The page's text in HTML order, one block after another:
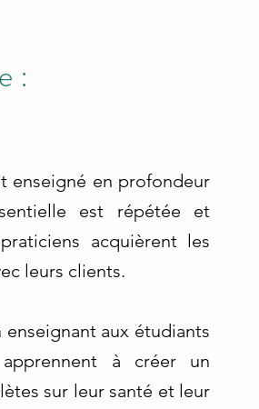
:
enseigné en profondeur
est répétée et
acquièrent les
leurs clients.
aux étudiants
à créer un
sur leur santé et leur